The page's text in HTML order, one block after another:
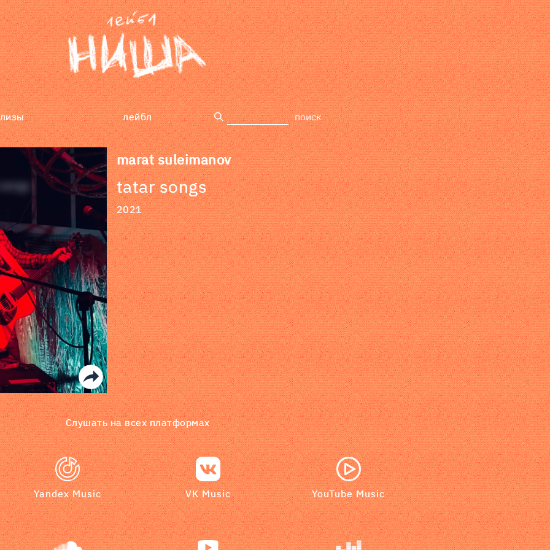
релизы
лейбл
поиск
лейбл поиск
marat suleimanov
tatar songs
2021
Слушать на всех платформах
Yandex Music VK Music YouTube Music